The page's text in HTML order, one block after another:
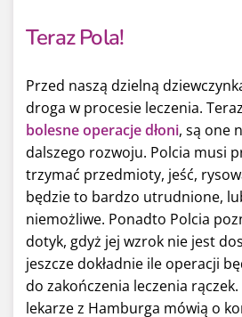
Teraz Pola!
Przed naszą dzielną
droga w procesie leczenia.
bolesne operacje dłoni, są one
dalszego rozwoju. Polcia musi
trzymać przedmioty, jeść,
będzie to bardzo utrudnione,
niemożliwe. Ponadto Polcia
dotyk, gdyż jej wzrok nie jest
jeszcze dokładnie ile operacji
do zakończenia leczenia
lekarze z Hamburga mówią o